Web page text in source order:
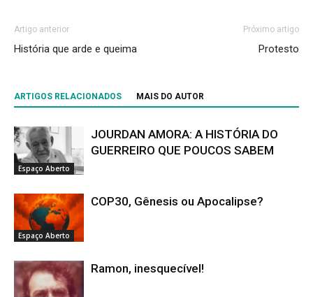
Artigo anterior
História que arde e queima
Próximo artigo
Protesto
ARTIGOS RELACIONADOS MAIS DO AUTOR
Espaço Aberto
JOURDAN AMORA: A HISTÓRIA DO
GUERREIRO QUE POUCOS SABEM
Espaço Aberto
COP30, Gênesis ou Apocalipse?
Ramon, inesquecível!